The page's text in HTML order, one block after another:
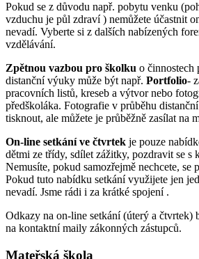
Pokud se z důvodu např. pobytu venku
vzduchu je půl zdraví ) nemůžete účastnit
nevadí. Vyberte si z dalších nabízených
vzdělávání.
Zpětnou vazbou pro školku o činnostech
distanční výuky může být např. Portfolio-
pracovních listů, kreseb a výtvor nebo
předškoláka. Fotografie v průběhu
tisknout, ale můžete je průběžně zasílat na
On-line setkání ve čtvrtek je pouze
dětmi ze třídy, sdílet zážitky, pozdravit se s
Nemusíte, pokud samozřejmě nechcete, se
Pokud tuto nabídku setkání využijete jen
nevadí. Jsme rádi i za krátké spojení .
Odkazy na on-line setkání (úterý a čtvrtek)
na kontaktní maily zákonných zástupců.
Mateřská škola